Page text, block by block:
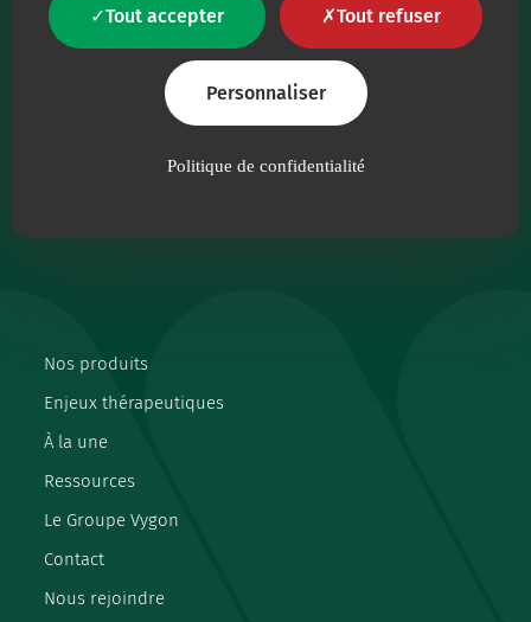
Tout accepter Tout refuser
Personnaliser
Politique de confidentialité
Notre raison d'être est de proposer aux
professionnels de santé, des dispositifs médicaux
de qualité irréprochable.
Nos produits
Enjeux thérapeutiques
À la une
Ressources
Le Groupe Vygon
Contact
Nous rejoindre
Suivez-nous sur les réseaux